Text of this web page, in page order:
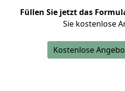
Füllen Sie jetzt das
Sie kostenlose
Kostenlose